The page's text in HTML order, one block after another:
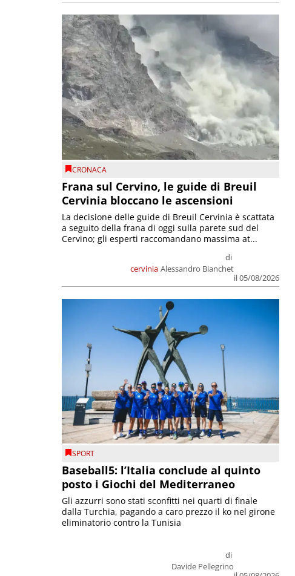
CRONACA
Frana sul Cervino, le guide di Breuil
Cervinia bloccano le ascensioni
cervinia
di
Alessandro Bianchet
il 05/08/2026
La decisione delle guide di Breuil Cervinia è scattata
a seguito della frana di oggi sulla parete sud del
Cervino; gli esperti raccomandano massima at...
SPORT
Baseball5: l’Italia conclude al quinto
posto i Giochi del Mediterraneo
di
Davide Pellegrino
Gli azzurri sono stati sconfitti nei quarti di finale
dalla Turchia, pagando a caro prezzo il ko nel girone
eliminatorio contro la Tunisia